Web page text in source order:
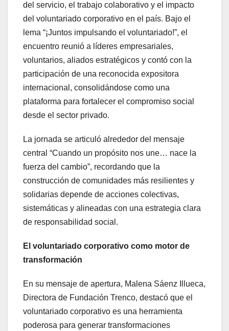
del servicio, el trabajo colaborativo y el impacto
del voluntariado corporativo en el país. Bajo el
lema “¡Juntos impulsando el voluntariado!”, el
encuentro reunió a líderes empresariales,
voluntarios, aliados estratégicos y contó con la
participación de una reconocida expositora
internacional, consolidándose como una
plataforma para fortalecer el compromiso social
desde el sector privado.
La jornada se articuló alrededor del mensaje
central “Cuando un propósito nos une… nace la
fuerza del cambio”, recordando que la
construcción de comunidades más resilientes y
solidarias depende de acciones colectivas,
sistemáticas y alineadas con una estrategia clara
de responsabilidad social.
El voluntariado corporativo como motor de
transformación
En su mensaje de apertura, Malena Sáenz Illueca,
Directora de Fundación Trenco, destacó que el
voluntariado corporativo es una herramienta
poderosa para generar transformaciones